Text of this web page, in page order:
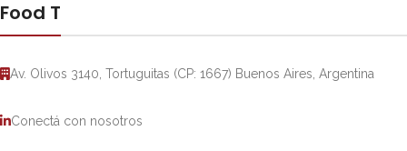
Food T
Av. Olivos 3140, Tortuguitas (CP: 1667) Buenos Aires, Argentina
Conectá con nosotros